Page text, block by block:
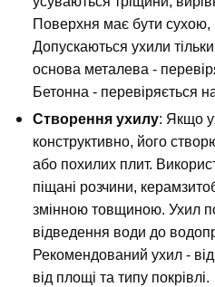
Поверхня має бути
Допускаються ухили
основа металева -
Бетонна - перевіряється на
Створення ухилу: Якщо
конструктивно, його
або похилих плит.
піщані розчини,
змінною товщиною. Ухил
відведення води до
Рекомендований ухил -
від площі та типу покрівлі.